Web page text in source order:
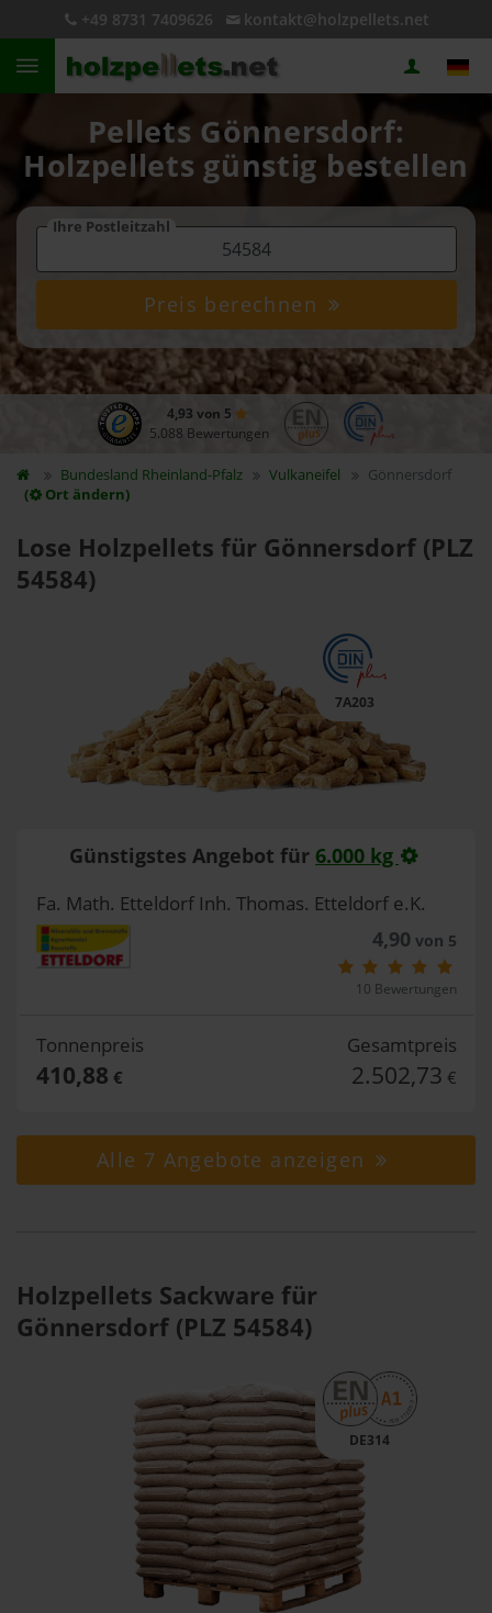
+49 8731 7409626 kontakt@holzpellets.net
Pellets Gönnersdorf:
Holzpellets günstig bestellen
Ihre Postleitzahl
Preis berechnen
4,93 von 5
5.088 Bewertungen
Bundesland Rheinland-Pfalz Vulkaneifel
Gönnersdorf
(
Ort ändern)
Lose Holzpellets für Gönnersdorf (PLZ
54584)
7A203
Günstigstes Angebot für 6.000 kg
Fa. Math. Etteldorf Inh. Thomas. Etteldorf e.K.
4,90 von 5
10 Bewertungen
Tonnenpreis
410,88 €
Gesamtpreis
2.502,73 €
Alle 7 Angebote anzeigen
Holzpellets Sackware für
Gönnersdorf (PLZ 54584)
DE314